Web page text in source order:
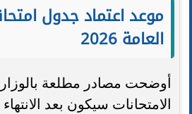
موعد اعتماد جدول
العامة 2026
أوضحت مصادر مطلعة
الامتحانات سيكون بعد